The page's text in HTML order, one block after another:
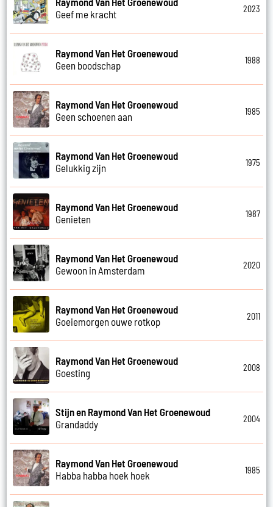
Geef me kracht
2023
Raymond Van Het Groenewoud
Geen boodschap
1988
Raymond Van Het Groenewoud
Geen schoenen aan
1985
Raymond Van Het Groenewoud
Gelukkig zijn
1975
Raymond Van Het Groenewoud
Genieten
1987
Raymond Van Het Groenewoud
Gewoon in Amsterdam
2020
Raymond Van Het Groenewoud
Goeiemorgen ouwe rotkop
2011
Raymond Van Het Groenewoud
Goesting
2008
Stijn en Raymond Van Het Groenewoud
Grandaddy
2004
Raymond Van Het Groenewoud
Habba habba hoek hoek
1985